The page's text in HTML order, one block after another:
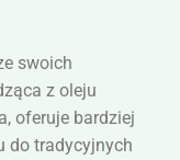
swoich
z oleju
oferuje bardziej
do tradycyjnych